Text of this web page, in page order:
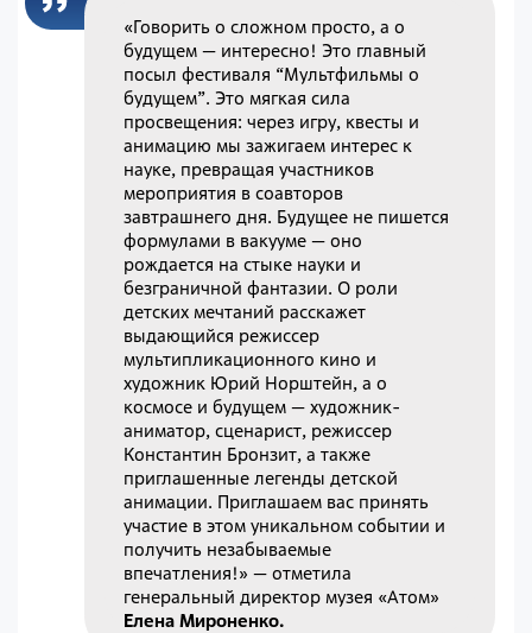
«Говорить о сложном просто, а о
будущем — интересно! Это главный
посыл фестиваля “Мультфильмы о
будущем”. Это мягкая сила
просвещения: через игру, квесты и
анимацию мы зажигаем интерес к
науке, превращая участников
мероприятия в соавторов
завтрашнего дня. Будущее не пишется
формулами в вакууме — оно
рождается на стыке науки и
безграничной фантазии. О роли
детских мечтаний расскажет
выдающийся режиссер
мультипликационного кино и
художник Юрий Норштейн, а о
космосе и будущем — художник-
аниматор, сценарист, режиссер
Константин Бронзит, а также
приглашенные легенды детской
анимации. Приглашаем вас принять
участие в этом уникальном событии и
получить незабываемые
впечатления!» — отметила
генеральный директор музея «Атом»
Елена Мироненко.